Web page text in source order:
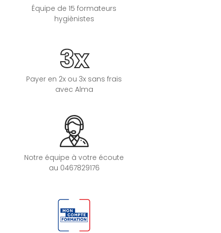
Équipe de 15 formateurs
hygiènistes
3x
Payer en 2x ou 3x sans frais
avec Alma
Notre équipe à votre écoute
au 0467829176